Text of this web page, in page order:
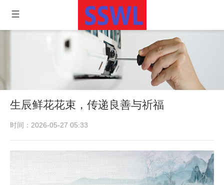
生辰鲜花花束，传递良善与祈福
时间：2026-05-27 05:33